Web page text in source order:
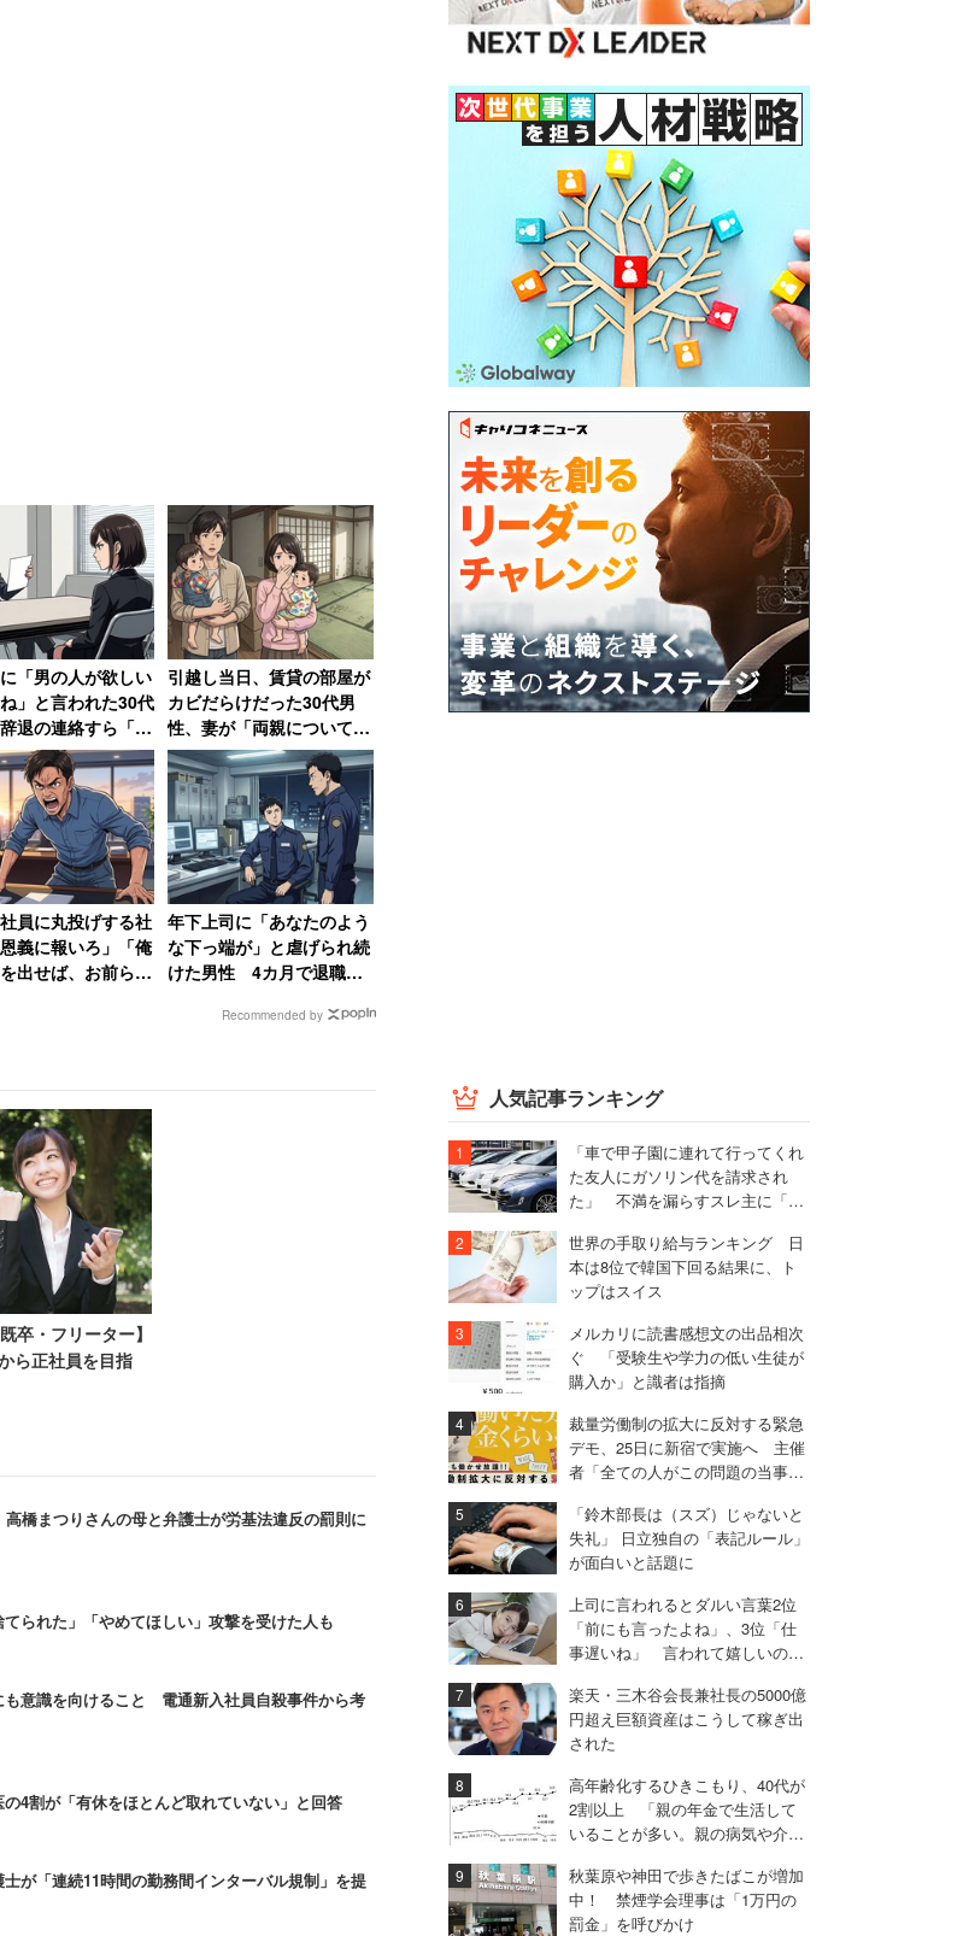
12月と回答。特にタクシー運転者は
％を大きく上回る。
分かれた。バス運転手は「長時間労働
績」（49.7％）、トラック運転手は
。
主から、契約外の荷役作業、検品・商
も明らかになった。こうした実情を受
は、引き続き、トラック運送事業者、
取組みを進めていくことが必要」とし
員や自営業者の労働実態についても調
自らの労働時間を「特に把握していな
日頃から労働時間を適正に把握し、長
摘している。
及 データベースサ
る言及もあった。厚労省は昨年、全て
している。白書では今後、センターの
、医療機関の環境改善を進めるとし
トを開設し、自主的な職場環境改善
りますが「キャリコネニュース」と
「年収」「残業」の実態を見
「男の人が欲しい
」と言われた30代
退の連絡すら「電
金と時間ももった
た」
引越し当日、賃貸の部屋が
カビだらけだった30代男
性、妻が「両親についてい
る弁護士に相談しますね」
と反撃した結果
員に丸投げする社
義に報いろ」「俺
出せば、お前らは
年下上司に「あなたのよう
な下っ端が」と虐げられ続
けた男性 4カ月で退職→
【前編】Recommended by
卒・フリーター】
ら正社員を目指
橋まつりさんの母と弁護士が労基法違反の罰則に
られた」「やめてほしい」攻撃を受けた人も
意識を向けること 電通新入社員自殺事件から考
4割が「有休をほとんど取れていない」と回答
が「連続11時間の勤務間インターバル規制」を提
人気記事ランキング
「車で甲子園に連れて行ってくれ
た友人にガソリン代を請求され
た」 不満を漏らすスレ主に「言
世界の手取り給与ランキング 日
本は8位で韓国下回る結果に、ト
ップはスイス
メルカリに読書感想文の出品相次
ぐ 「受験生や学力の低い生徒が
購入か」と識者は指摘
裁量労働制の拡大に反対する緊急
デモ、25日に新宿で実施へ 主催
者「全ての人がこの問題の当事者
「鈴木部長は（スズ）じゃないと
失礼」 日立独自の「表記ルール」
が面白いと話題に
上司に言われるとダルい言葉2位
「前にも言ったよね」、3位「仕
事遅いね」 言われて嬉しいのは
楽天・三木谷会長兼社長の5000億
円超え巨額資産はこうして稼ぎ出
された
高年齢化するひきこもり、40代が
2割以上 「親の年金で生活して
いることが多い。親の病気や介護
秋葉原や神田で歩きたばこが増加
中！ 禁煙学会理事は「1万円の
罰金」を呼びかけ